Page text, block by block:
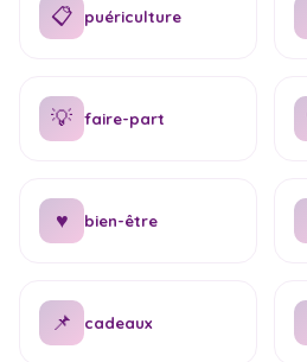
📋 puériculture
💡 faire-part
♥ bien-être
📌 cadeaux